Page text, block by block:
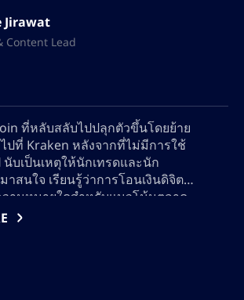
Jirawat
Content Lead
ที่หลับสลับไปปลุกตัวขึ้นโดยย้าย
ไปที่ Kraken หลังจากที่ไม่มีการใช้
บเป็นเหตุให้นักเทรดและนัก
าสนใจ เรียนรู้ว่าการโอนเงินดิจิตอล
ามหมายใดสำหรับแนวโน้มตลาด
ณการเปิดใช้งานของกระเป๋า และ